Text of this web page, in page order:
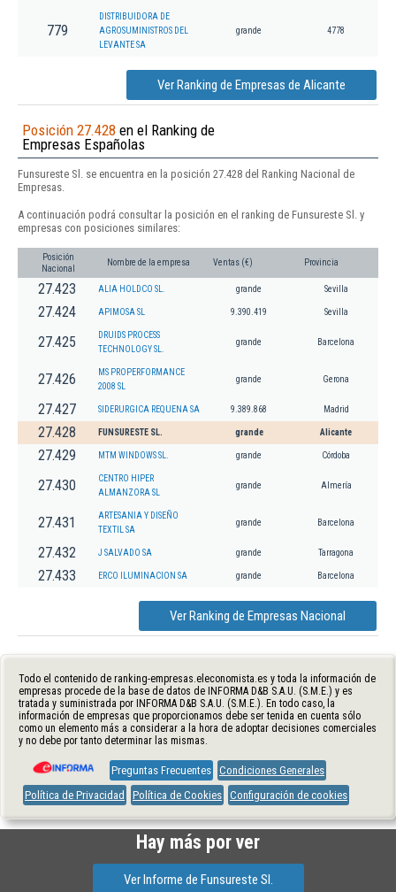
779
DISTRIBUIDORA DE
AGROSUMINISTROS DEL
LEVANTE SA
grande 4778
Ver Ranking de Empresas de Alicante
Posición 27.428 en el Ranking de
Empresas Españolas
Funsureste Sl. se encuentra en la posición 27.428 del Ranking Nacional de
Empresas.
A continuación podrá consultar la posición en el ranking de Funsureste Sl. y
empresas con posiciones similares:
Posición
Nacional
Nombre de la empresa Ventas (€) Provincia
27.423 ALIA HOLDCO SL. grande Sevilla
27.424 APIMOSA SL 9.390.419 Sevilla
27.425
DRUIDS PROCESS
TECHNOLOGY SL.
grande Barcelona
27.426
MS PROPERFORMANCE
2008 SL
grande Gerona
27.427 SIDERURGICA REQUENA SA 9.389.868 Madrid
27.428 FUNSURESTE SL. grande Alicante
27.429 MTM WINDOWS SL. grande Córdoba
27.430
CENTRO HIPER
ALMANZORA SL
grande Almería
27.431
ARTESANIA Y DISEÑO
TEXTIL SA
grande Barcelona
27.432 J SALVADO SA grande Tarragona
27.433 ERCO ILUMINACION SA grande Barcelona
Ver Ranking de Empresas Nacional
Todo el contenido de ranking-empresas.eleconomista.es y toda la información de
empresas procede de la base de datos de INFORMA D&B S.A.U. (S.M.E.) y es
tratada y suministrada por INFORMA D&B S.A.U. (S.M.E.). En todo caso, la
información de empresas que proporcionamos debe ser tenida en cuenta sólo
como un elemento más a considerar a la hora de adoptar decisiones comerciales
y no debe por tanto determinar las mismas.
Preguntas Frecuentes Condiciones Generales
Política de Privacidad
Política de Cookies Configuración de cookies
Hay más por ver
Ver Informe de Funsureste Sl.